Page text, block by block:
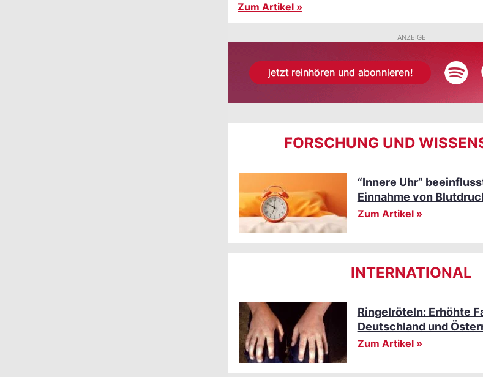
Zum Artikel »
ANZEIGE
FORSCHUNG UND
“Innere Uhr”
Einnahme von
Zum Artikel »
INTERNATIONAL
Ringelröteln: Erhöhte
Deutschland und
Zum Artikel »